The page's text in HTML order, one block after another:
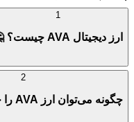
بین‌المللی است. این پلتفرم
خدماتی را ارائه می‌دهد که
فرایندهای رزرو برای
تلاش می‌کند تا تجربه سفری
ارز دیجیتال AVA چیست؟ 🤔
چگونه می‌توان ارز AVA را خریداری کرد؟ 🛒